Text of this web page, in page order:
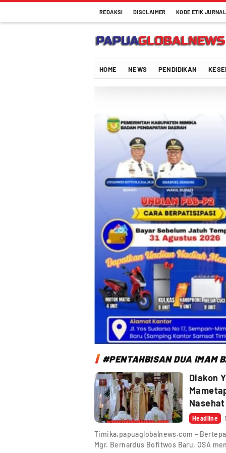
REDAKSI DISCLAIMER KODE ETIK
Papuaglobalnews.com
Menulis Fakta dengan Hati Bening
HOME NEWS PENDIDIKAN
#PENTAHBISAN DUA IMAM
Diakon
Headline
Timika,papuaglobalnews.com –
Mgr. Bernardus Bofitwos Baru, OSA